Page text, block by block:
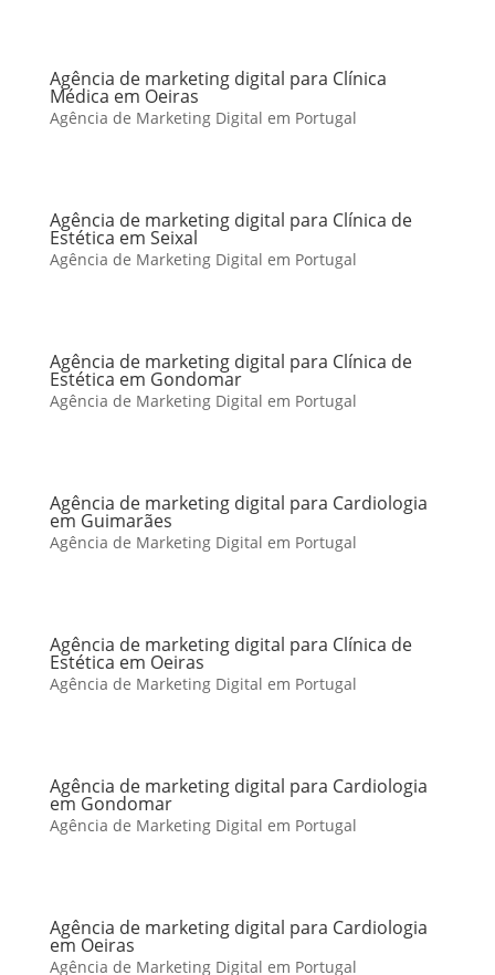
Agência de marketing digital para Clínica
Médica em Oeiras
Agência de Marketing Digital em Portugal
Agência de marketing digital para Clínica de
Estética em Seixal
Agência de Marketing Digital em Portugal
Agência de marketing digital para Clínica de
Estética em Gondomar
Agência de Marketing Digital em Portugal
Agência de marketing digital para Cardiologia
em Guimarães
Agência de Marketing Digital em Portugal
Agência de marketing digital para Clínica de
Estética em Oeiras
Agência de Marketing Digital em Portugal
Agência de marketing digital para Cardiologia
em Gondomar
Agência de Marketing Digital em Portugal
Agência de marketing digital para Cardiologia
em Oeiras
Agência de Marketing Digital em Portugal